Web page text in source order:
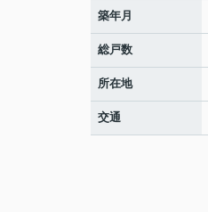
築年月
総戸数
所在地
交通